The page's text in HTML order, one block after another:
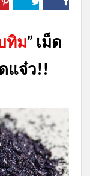
ทิม” เม็ด
แจ๋ว!!